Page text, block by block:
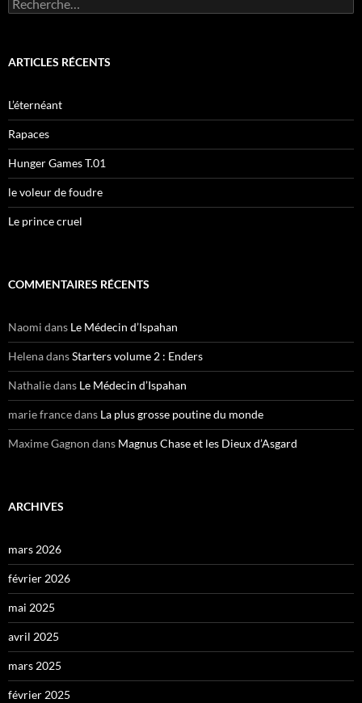
e
e
h
e
r
:
ARTICLES RÉCENTS
L’éternéant
Rapaces
Hunger Games T.01
le voleur de foudre
Le prince cruel
COMMENTAIRES RÉCENTS
Naomi dans Le Médecin d’Ispahan
HelenadansStarters volume 2 : Enders
Nathaliedans Le Médecin d’Ispahan
marie francedans La plus grosse poutine du monde
Maxime Gagnon dans Magnus Chase et les Dieux d’Asgard
ARCHIVES
mars 2026
février 2026
mai 2025
avril 2025
mars 2025
février 2025